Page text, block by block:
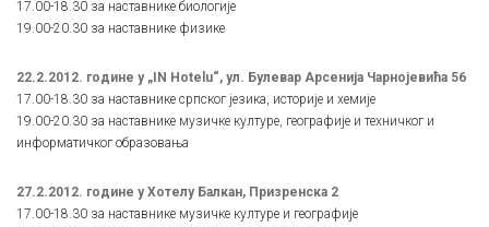
17.00-18.30 за наставнике биологије
19.00-20.30 за наставнике физике
22.2.2012. године у „IN Hotelu“, ул. Булевар Арсенија Чарнојевића 56
17.00-18.30 за наставнике српског језика, историје и хемије
19.00-20.30 за наставнике музичке културе, географије и техничког и
информатичког образовања
27.2.2012. године у Хотелу Балкан, Призренска 2
17.00-18.30 за наставнике музичке културе и географије